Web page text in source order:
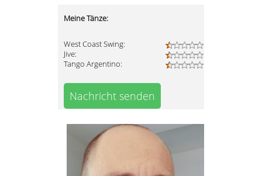
Meine Tänze:
West Coast Swing:
Jive:
Tango Argentino:
Nachricht senden